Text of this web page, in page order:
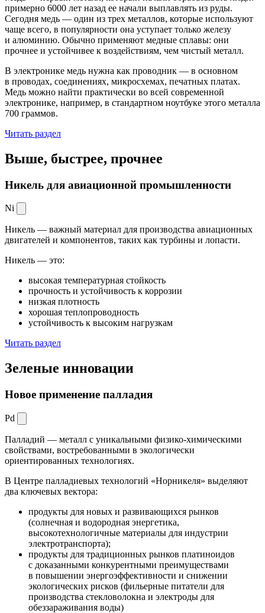
примерно 6000 лет назад ее начали выплавлять из руды.
Сегодня медь — один из трех металлов, которые используют
чаще всего, в популярности она уступает только железу
и алюминию. Обычно применяют медные сплавы: они
прочнее и устойчивее к воздействиям, чем чистый металл.
В электронике медь нужна как проводник — в основном
в проводах, соединениях, микросхемах, печатных платах.
Медь можно найти практически во всей современной
электронике, например, в стандартном ноутбуке этого металла
700 граммов.
Читать раздел
Выше, быстрее, прочнее
Никель для авиационной промышленности
Ni
Никель — важный материал для производства авиационных
двигателей и компонентов, таких как турбины и лопасти.
Никель — это:
высокая температурная стойкость
прочность и устойчивость к коррозии
низкая плотность
хорошая теплопроводность
устойчивость к высоким нагрузкам
Читать раздел
Зеленые инновации
Новое применение палладия
Pd
Палладий — металл с уникальными физико-химическими
свойствами, востребованными в экологически
ориентированных технологиях.
В Центре палладиевых технологий «Норникеля» выделяют
два ключевых вектора:
продукты для новых и развивающихся рынков
(солнечная и водородная энергетика,
высокотехнологичные материалы для индустрии
электротранспорта);
продукты для традиционных рынков платиноидов
с доказанными конкурентными преимуществами
в повышении энергоэффективности и снижении
экологических рисков (фильерные питатели для
производства стекловолокна и электроды для
обеззараживания воды)